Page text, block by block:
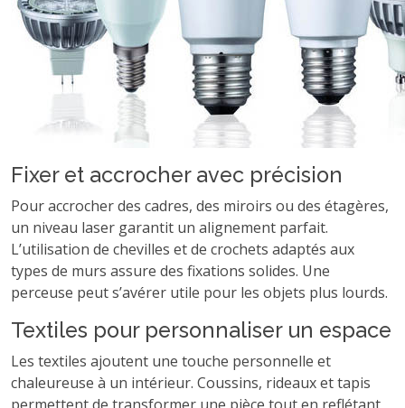
Fixer et accrocher avec précision
Pour accrocher des cadres, des miroirs ou des étagères,
un niveau laser garantit un alignement parfait.
L’utilisation de chevilles et de crochets adaptés aux
types de murs assure des fixations solides. Une
perceuse peut s’avérer utile pour les objets plus lourds.
Textiles pour personnaliser un espace
Les textiles ajoutent une touche personnelle et
chaleureuse à un intérieur. Coussins, rideaux et tapis